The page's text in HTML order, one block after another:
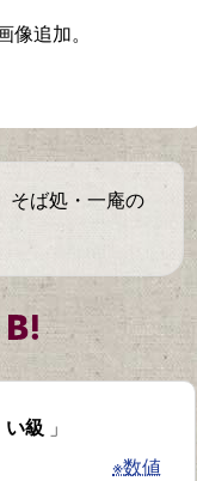
追加。
そば処・一庵の
い級 」
※数値